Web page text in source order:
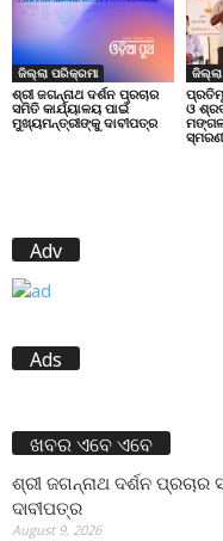
ଜିଲ୍ଲା ପରିକ୍ରମା
ଶ୍ରୀ ଜଗନ୍ନାଥ ଦର୍ଶନ ପ୍ରଚାର
ସମିତି କାର୍ଯ୍ୟାଳୟ ପାଇଁ
ମୁଖ୍ୟମନ୍ତ୍ରୀଙ୍କୁ ଦାବୀପତ୍ର
ଓ
Adv
Ads
ଖବର ଏବେ ଏବେ
ଶ୍ରୀ ଜଗନ୍ନାଥ ଦର୍ଶନ
ଦାବୀପତ୍ର
August 9, 2026